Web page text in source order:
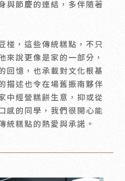
與節慶的連結，多伴隨著
椪，這些傳統糕點，不只
來說更像是家的一部分，
回憶，也承載對文化根基
描述也令在場舊振南夥伴
中經營糕餅生意，抑或從
感的同學，我們很開心能
統糕點的熱愛與承諾。